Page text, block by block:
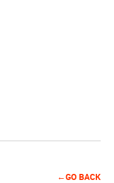
←GO BACK